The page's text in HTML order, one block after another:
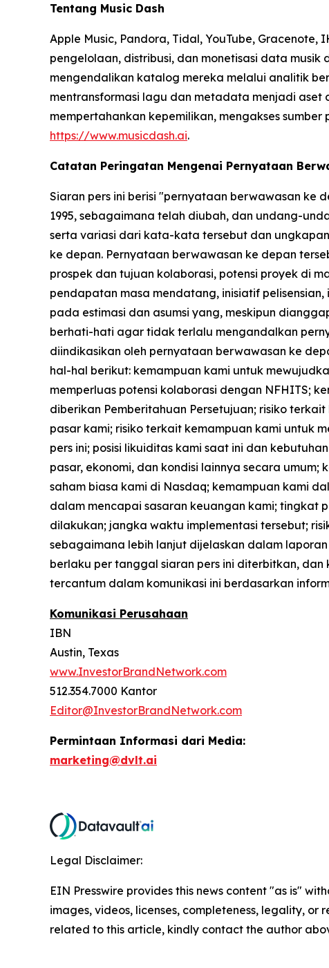
Tentang Music Dash
Apple Music, Pandora, Tidal, YouTube,
pengelolaan, distribusi, dan monetisasi data
mengendalikan katalog mereka melalui analitik
mentransformasi lagu dan metadata menjadi
mempertahankan kepemilikan, mengakses
https://www.musicdash.ai.
Catatan Peringatan Mengenai Pernyataan
Siaran pers ini berisi "pernyataan berwawasan ke
1995, sebagaimana telah diubah, dan undang-
serta variasi dari kata-kata tersebut dan
ke depan. Pernyataan berwawasan ke depan
prospek dan tujuan kolaborasi, potensi proyek di
pendapatan masa mendatang, inisiatif
pada estimasi dan asumsi yang, meskipun
berhati-hati agar tidak terlalu mengandalkan
diindikasikan oleh pernyataan berwawasan ke
hal-hal berikut: kemampuan kami untuk
memperluas potensi kolaborasi dengan NFHITS;
diberikan Pemberitahuan Persetujuan; risiko
pasar kami; risiko terkait kemampuan kami untuk
pers ini; posisi likuiditas kami saat ini dan
pasar, ekonomi, dan kondisi lainnya secara
saham biasa kami di Nasdaq; kemampuan kami
dalam mencapai sasaran keuangan kami; tingkat
dilakukan; jangka waktu implementasi tersebut;
sebagaimana lebih lanjut dijelaskan dalam
berlaku per tanggal siaran pers ini diterbitkan,
tercantum dalam komunikasi ini berdasarkan
Komunikasi Perusahaan
IBN
Austin, Texas
www.InvestorBrandNetwork.com
512.354.7000 Kantor
Editor@InvestorBrandNetwork.com
Permintaan Informasi dari Media:
marketing@dvlt.ai
Legal Disclaimer:
EIN Presswire provides this news content "as is"
images, videos, licenses, completeness, legality,
related to this article, kindly contact the author